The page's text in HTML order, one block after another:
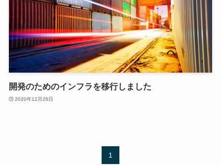
開発のためのインフラを移行しました
2020年12月26日
1